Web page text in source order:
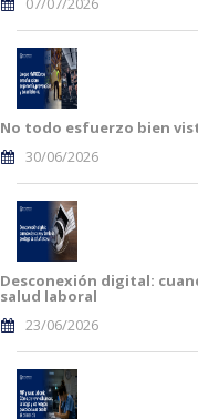
No todo esfuerzo bien
30/06/2026
Desconexión digital:
salud laboral
23/06/2026